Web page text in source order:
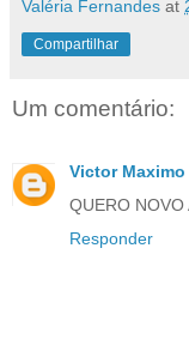
Valéria Fernandes at
Compartilhar
Um comentário:
Victor Maximo
QUERO NOVO
Responder